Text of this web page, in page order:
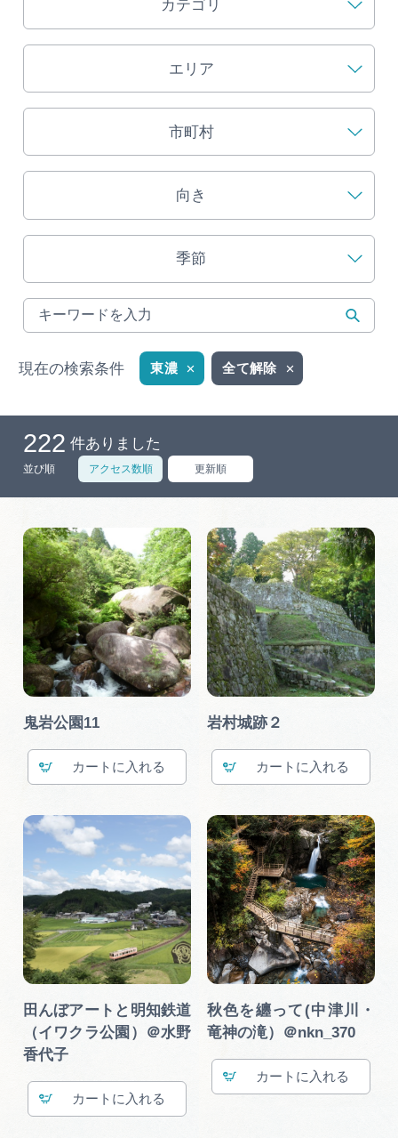
買い物・お土産
体験予約サイト「ＶＩＳＩＴ岐阜県」
岐阜県アウトドア観光キャンペーン
岐阜県まるごと観光エリアガイド
岐阜県観光データベース
旅行会社・観光事業者の皆様へ
フォトライブラリー
動画ライブラリー
お問い合わせ
運営組織
広告掲載
サイトポリシー
カテゴリ
エリア
市町村
向き
季節
現在の検索条件 東濃 全て解除
222 件ありました
並び順 アクセス数順 更新順
鬼岩公園11
カート
岩村城跡２
カート
田んぼアートと明知鉄道
（イワクラ公園）＠水野
香代子
カート
秋色を纏って(中津川・
竜神の滝）＠nkn_370
カート